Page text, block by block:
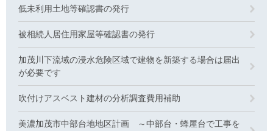
低未利用土地等確認書の発行
被相続人居住用家屋等確認書の発行
加茂川下流域の浸水危険区域で建物を新築する場合は届出
が必要です
吹付けアスベスト建材の分析調査費用補助
美濃加茂市中部台地地区計画 ～中部台・蜂屋台で工事を